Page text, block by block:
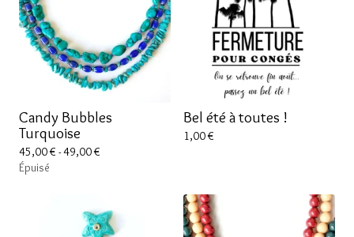
Candy Bubbles
Turquoise
45,00€ - 49,00€
Épuisé
Bel été à toutes !
1,00€